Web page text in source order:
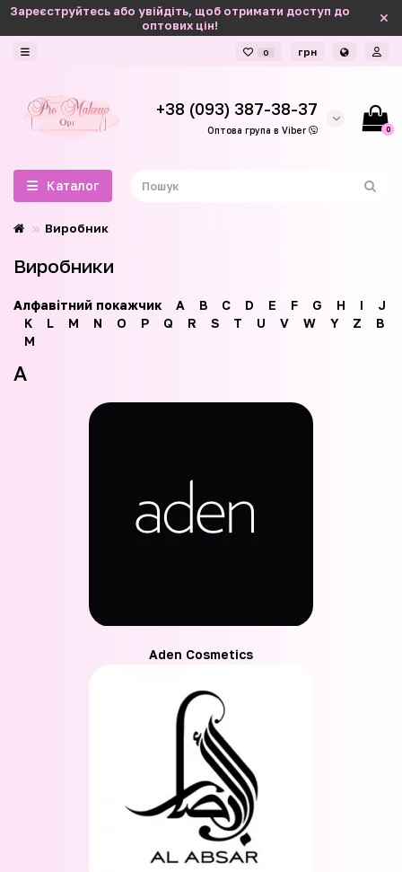
Зареєструйтесь або увійдіть, щоб отримати доступ до
оптових цін!
0 грн
+38 (093) 387-38-37
Оптова група в Viber 0
Каталог
Виробник
Виробники
Алфавітний покажчик A B C D E F G H I
J
K
L M N O P Q R S T U V W Y Z
В
М
A
Aden Cosmetics